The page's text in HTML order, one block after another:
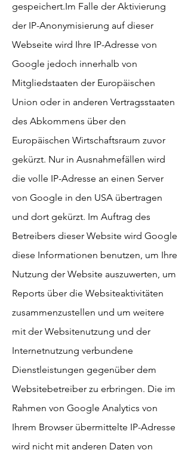
gespeichert.Im Falle der Aktivierung
der IP-Anonymisierung auf dieser
Webseite wird Ihre IP-Adresse von
Google jedoch innerhalb von
Mitgliedstaaten der Europäischen
Union oder in anderen Vertragsstaaten
des Abkommens über den
Europäischen Wirtschaftsraum zuvor
gekürzt. Nur in Ausnahmefällen wird
die volle IP-Adresse an einen Server
von Google in den USA übertragen
und dort gekürzt. Im Auftrag des
Betreibers dieser Website wird Google
diese Informationen benutzen, um Ihre
Nutzung der Website auszuwerten, um
Reports über die Websiteaktivitäten
zusammenzustellen und um weitere
mit der Websitenutzung und der
Internetnutzung verbundene
Dienstleistungen gegenüber dem
Websitebetreiber zu erbringen. Die im
Rahmen von Google Analytics von
Ihrem Browser übermittelte IP-Adresse
wird nicht mit anderen Daten von